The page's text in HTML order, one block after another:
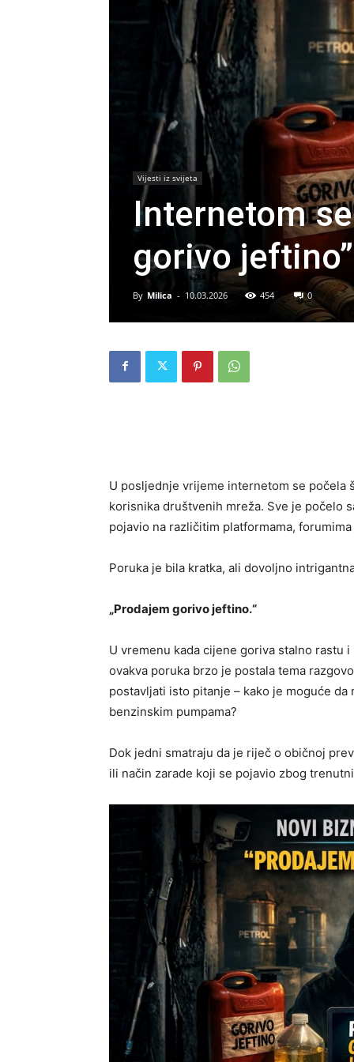
Vijesti iz svijeta
Internetom
gorivo
By Milica - 10.03.2026 454 0
U posljednje vrijeme internetom se počela
korisnika društvenih mreža. Sve je počelo
pojavio na različitim platformama,
Poruka je bila kratka, ali dovoljno
„Prodajem gorivo jeftino.“
U vremenu kada cijene goriva stalno rastu
ovakva poruka brzo je postala tema
postavljati isto pitanje – kako je moguće
benzinskim pumpama?
Dok jedni smatraju da je riječ o običnoj
ili način zarade koji se pojavio zbog